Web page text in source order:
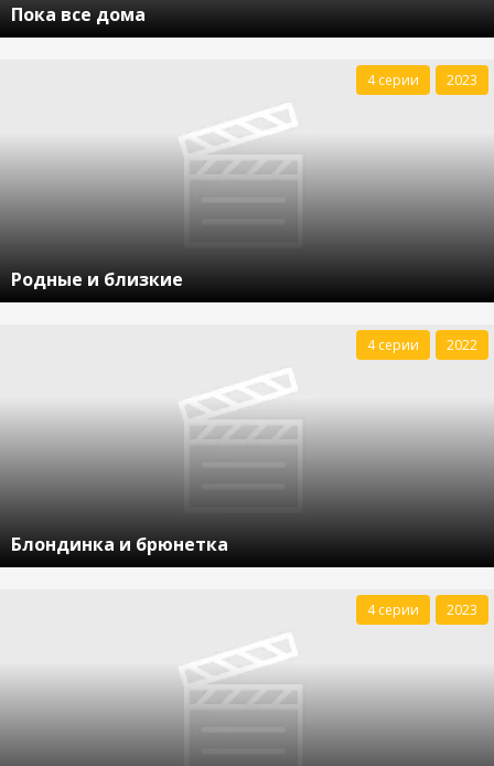
Пока все дома
Родные и близкие
4 серии 2023
Блондинка и брюнетка
4 серии 2022
4 серии 2023